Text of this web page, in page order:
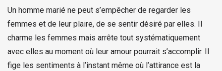
Un homme marié ne peut s’empêcher de regarder les
femmes et de leur plaire, de se sentir désiré par elles. Il
charme les femmes mais arrête tout systématiquement
avec elles au moment où leur amour pourrait s’accomplir. Il
fige les sentiments à l’instant même où l’attirance est la